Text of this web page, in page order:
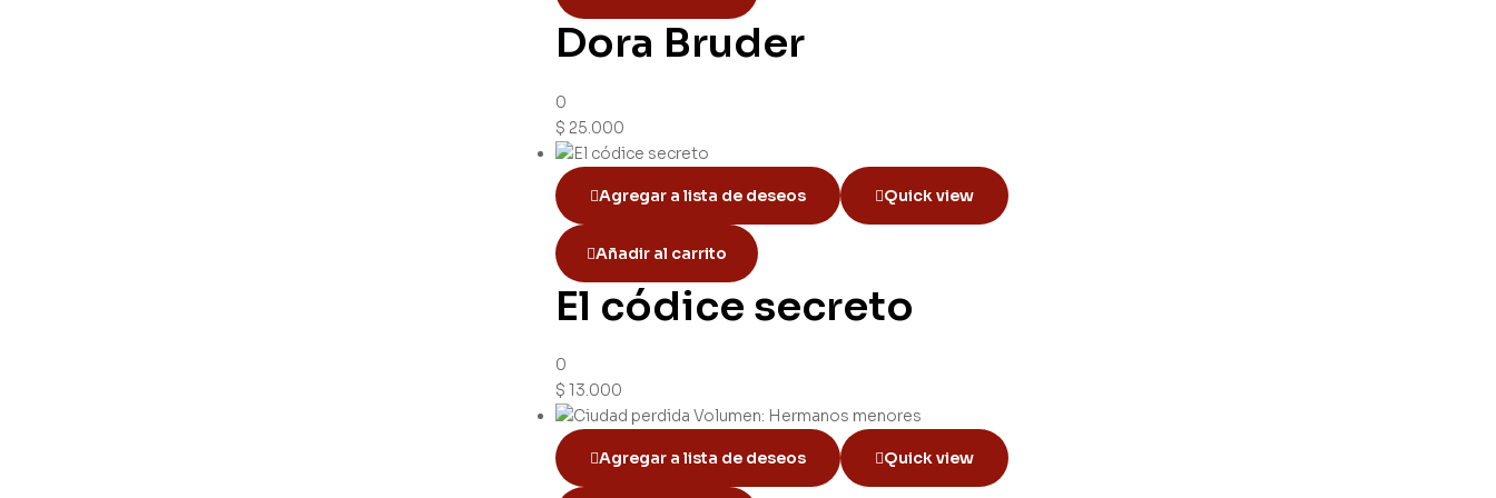
Dora Bruder
0
$ 25.000
Agregar a lista de deseos Quick view
Añadir al carrito
El códice secreto
0
$ 13.000
Agregar a lista de deseos Quick view